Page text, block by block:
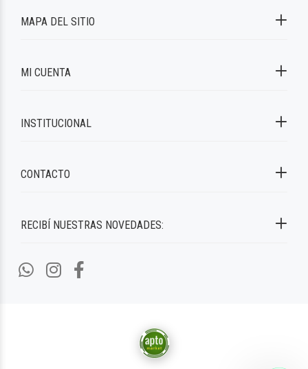
RECIBÍ NUESTRAS NOVEDADES:
MAPA DEL SITIO
MI CUENTA
INSTITUCIONAL
CONTACTO